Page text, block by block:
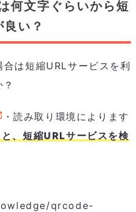
何文字ぐらいから短
い？
は短縮URLサービスを利
・読み取り環境によります
、短縮URLサービスを検
qrcode-